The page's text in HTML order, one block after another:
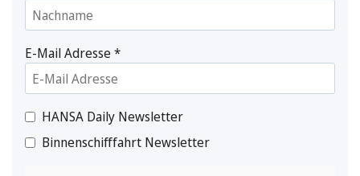
E-Mail Adresse*
HANSA Daily Newsletter
Binnenschifffahrt Newsletter